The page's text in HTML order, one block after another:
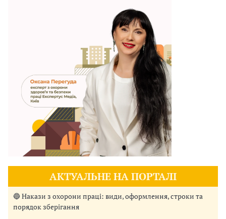
АКТУАЛЬНЕ НА ПОРТАЛІ
🔵 Накази з охорони праці: види, оформлення, строки та
порядок зберігання